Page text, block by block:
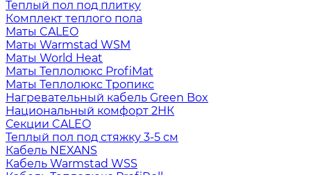
Теплый пол под плитку
Комплект теплого пола
Маты CALEO
Маты Warmstad WSM
Маты World Heat
Маты Теплолюкс ProfiMat
Маты Теплолюкс Тропикс
Нагревательный кабель Green Box
Национальный комфорт 2НК
Секции CALEO
Теплый пол под стяжку 3-5 см
Кабель NEXANS
Кабель Warmstad WSS